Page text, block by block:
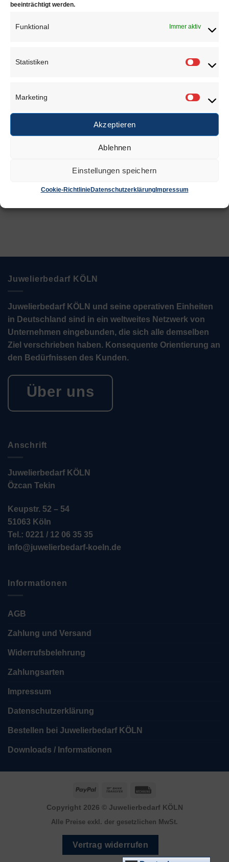
beeinträchtigt werden.
Funktional Immer aktiv
Statistiken
Marketing
Akzeptieren
Ablehnen
Einstellungen speichern
Cookie-RichtlinieDatenschutzerklärungImpressum
Juwelierbedarf KÖLN
Juwelierbedarf KÖLN und seine operativen Einheiten
in Deutschland sind in ein weltweites Netzwerk von
Unternehmen eingebunden, die sich alle demselben
Ziel verschrieben haben. Konsequente Orientierung an
den Bedürfnissen des Kunden.
Über uns
Anschrift
Juwelierbedarf KÖLN
Özcan Tekin
Keupstr. 52 – 54
51063 Köln
Tel.: 0221 / 12 06 35 35
info@juwelierbedarf-koeln.de
Informationen
AGB
Zahlung und Versand
Widerrufsbelehrung
Zahlungsarten
Impressum
Datenschutzerklärung
Bestellen bei Juwelierbedarf KÖLN
Downloads / Informationen
PayPal
Bank
Copyright 2026 © Juwelierbedarf KÖLN
Alle Preise exkl. der gesetzlichen MwSt.
Vertrag widerrufen